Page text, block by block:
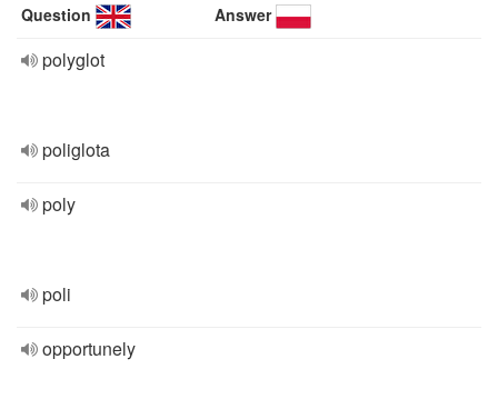
Question Answer
polyglot
poliglota
poly
poli
opportunely